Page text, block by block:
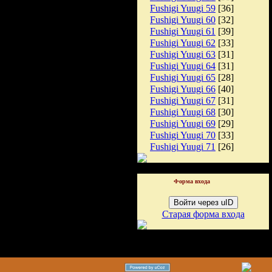
Fushigi Yuugi 59 [36]
Fushigi Yuugi 60 [32]
Fushigi Yuugi 61 [39]
Fushigi Yuugi 62 [33]
Fushigi Yuugi 63 [31]
Fushigi Yuugi 64 [31]
Fushigi Yuugi 65 [28]
Fushigi Yuugi 66 [40]
Fushigi Yuugi 67 [31]
Fushigi Yuugi 68 [30]
Fushigi Yuugi 69 [29]
Fushigi Yuugi 70 [33]
Fushigi Yuugi 71 [26]
Форма входа
Войти через uID
Старая форма входа